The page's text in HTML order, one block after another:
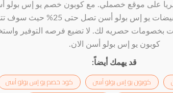
على موقع خصملي. مع كوبون خصم يو إس بولو
سوف تحصل على تخفيضات يو إس بولو أسن تصل حتى
بخصومات حصريه لك. لا تضيع فرصه التوفير
كوبون يو إس بولو أسن الان.
قد يهمك أيضاً:
كوبون يو إس بولو أسن
كود خصم يو إس بولو أسن